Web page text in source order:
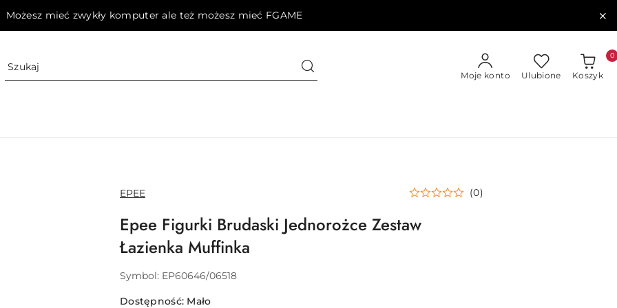
Możesz mieć zwykły komputer ale też możesz mieć FGAME
Moje konto Ulubione Koszyk
0
NAZWA
PRODUCENTA:
EPEE (0)
Epee Figurki Brudaski Jednorożce Zestaw
Łazienka Muffinka
Symbol: EP60646/06518
Dostępność: Mało